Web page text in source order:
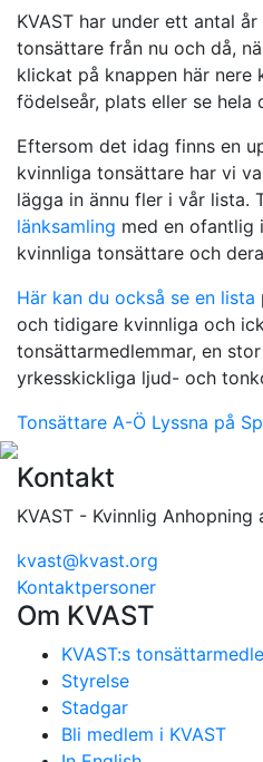
KVAST har under ett antal
tonsättare från nu och då,
klickat på knappen här nere
födelseår, plats eller se hela
Eftersom det idag finns en
kvinnliga tonsättare har vi
lägga in ännu fler i vår lista.
länksamling med en ofantlig
kvinnliga tonsättare och
Här kan du också se en lista
och tidigare kvinnliga och
tonsättarmedlemmar, en
yrkesskickliga ljud- och
Tonsättare A-Ö Lyssna på
Kontakt
KVAST - Kvinnlig Anhopning
kvast@kvast.org
Kontaktpersoner
Om KVAST
KVAST:s
Styrelse
Stadgar
Bli medlem i KVAST